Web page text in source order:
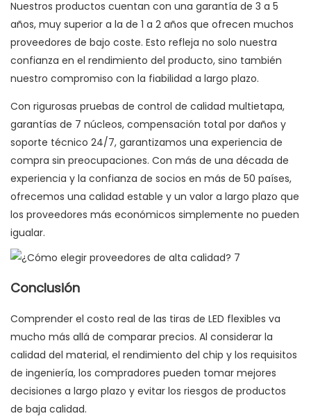
Nuestros productos cuentan con una garantía de 3 a 5
años, muy superior a la de 1 a 2 años que ofrecen muchos
proveedores de bajo coste. Esto refleja no solo nuestra
confianza en el rendimiento del producto, sino también
nuestro compromiso con la fiabilidad a largo plazo.
Con rigurosas pruebas de control de calidad multietapa,
garantías de 7 núcleos, compensación total por daños y
soporte técnico 24/7, garantizamos una experiencia de
compra sin preocupaciones. Con más de una década de
experiencia y la confianza de socios en más de 50 países,
ofrecemos una calidad estable y un valor a largo plazo que
los proveedores más económicos simplemente no pueden
igualar.
Conclusión
Comprender el costo real de las tiras de LED flexibles va
mucho más allá de comparar precios. Al considerar la
calidad del material, el rendimiento del chip y los requisitos
de ingeniería, los compradores pueden tomar mejores
decisiones a largo plazo y evitar los riesgos de productos
de baja calidad.